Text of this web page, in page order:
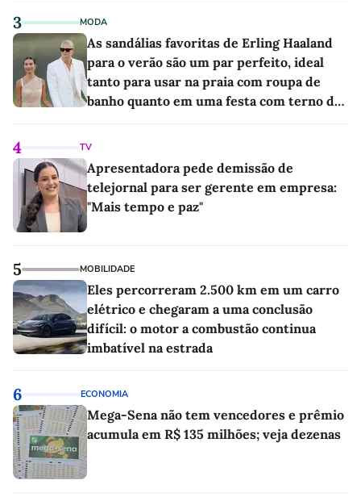
3 MODA
As sandálias favoritas de Erling Haaland
para o verão são um par perfeito, ideal
tanto para usar na praia com roupa de
banho quanto em uma festa com terno de
4 TV
Apresentadora pede demissão de
telejornal para ser gerente em empresa:
"Mais tempo e paz"
5 MOBILIDADE
Eles percorreram 2.500 km em um carro
elétrico e chegaram a uma conclusão
difícil: o motor a combustão continua
imbatível na estrada
6 ECONOMIA
Mega-Sena não tem vencedores e prêmio
acumula em R$ 135 milhões; veja dezenas